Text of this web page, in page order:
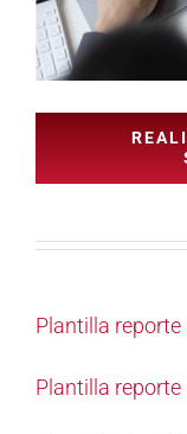
Plantilla
Plantilla